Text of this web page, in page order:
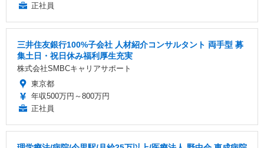
正社員
三井住友銀行100%子会社 人材紹介コンサルタント 両手型 募
集土日・祝日休み福利厚生充実
株式会社SMBCキャリアサポート
東京都
年収500万円～800万円
正社員